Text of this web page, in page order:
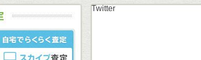
LINE査定
Twitter